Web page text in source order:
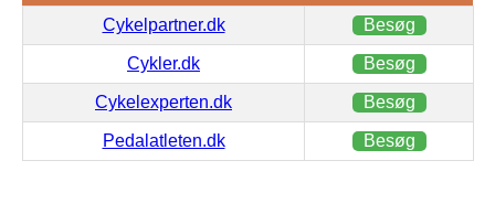
Cykelpartner.dk Besøg
Cykler.dk Besøg
Cykelexperten.dk Besøg
Pedalatleten.dk Besøg